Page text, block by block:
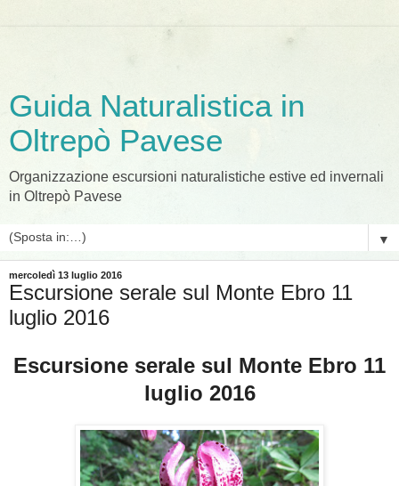
Guida Naturalistica in
Oltrepò Pavese
Organizzazione escursioni naturalistiche estive ed invernali
in Oltrepò Pavese
▼
mercoledì 13 luglio 2016
Escursione serale sul Monte Ebro 11
luglio 2016
Escursione serale sul Monte Ebro 11
luglio 2016